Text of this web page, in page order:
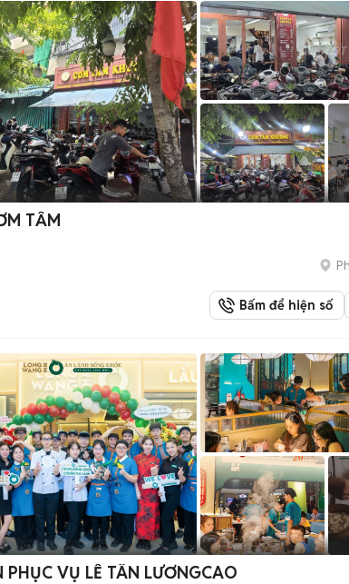
TẤM
Bấm để hiện số
VỤ LỄ TÂN LƯƠNGCAO